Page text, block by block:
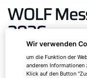
WOLF
2026Wir verwenden
um die Funktion der
anderem Informationen
Klick auf den Button